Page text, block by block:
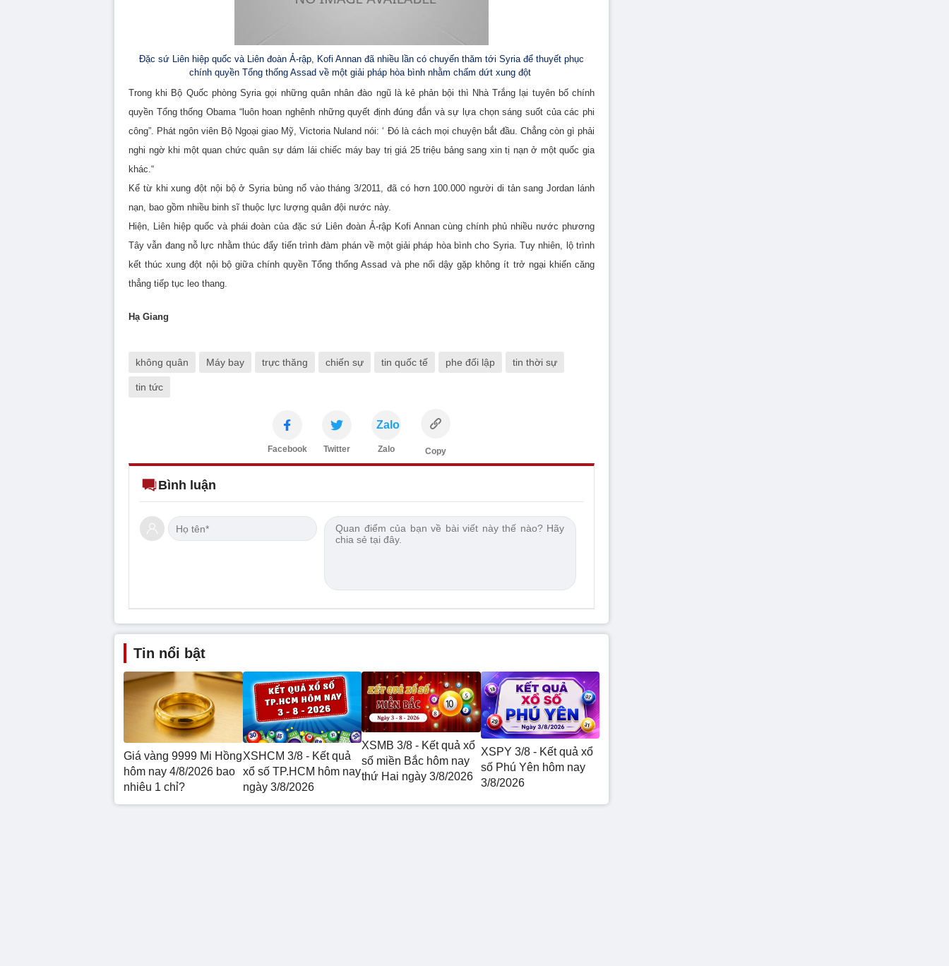
Đặc sứ Liên hiệp quốc và Liên đoàn Ả-rập, Kofi Annan đã nhiều lần có chuyến thăm tới Syria để thuyết phục
chính quyền Tổng thống Assad về một giải pháp hòa bình nhằm chấm dứt xung đột
Trong khi Bộ Quốc phòng Syria gọi những quân nhân đào ngũ là kẻ phản bội thì Nhà Trắng lại tuyên bố chính
quyền Tổng thống Obama “luôn hoan nghênh những quyết định đúng đắn và sự lựa chọn sáng suốt của các phi
công”. Phát ngôn viên Bộ Ngoại giao Mỹ, Victoria Nuland nói: ‘ Đó là cách mọi chuyện bắt đầu. Chẳng còn gì phải
nghi ngờ khi một quan chức quân sự dám lái chiếc máy bay trị giá 25 triệu bảng sang xin tị nạn ở một quốc gia
khác.“
Kể từ khi xung đột nội bộ ở Syria bùng nổ vào tháng 3/2011, đã có hơn 100.000 người di tản sang Jordan lánh
nạn, bao gồm nhiều binh sĩ thuộc lực lượng quân đội nước này.
Hiện, Liên hiệp quốc và phái đoàn của đặc sứ Liên đoàn Ả-rập Kofi Annan cùng chính phủ nhiều nước phương
Tây vẫn đang nỗ lực nhằm thúc đẩy tiến trình đàm phán về một giải pháp hòa bình cho Syria. Tuy nhiên, lộ trình
kết thúc xung đột nội bộ giữa chính quyền Tổng thống Assad và phe nối dậy gặp không ít trở ngại khiến căng
thẳng tiếp tục leo thang.
Hạ Giang
không quân Máy bay trực thăng chiến sự tin quốc tế phe đối lập tin thời sự
tin tức
Facebook Twitter
Zalo
Zalo Copy
Bình luận
Tin nổi bật
Giá vàng 9999 Mi Hồng
hôm nay 4/8/2026 bao
nhiêu 1 chỉ?
XSHCM 3/8 - Kết quả
xổ số TP.HCM hôm nay
ngày 3/8/2026
XSMB 3/8 - Kết quả xổ
số miền Bắc hôm nay
thứ Hai ngày 3/8/2026
XSPY 3/8 - Kết quả xổ
số Phú Yên hôm nay
3/8/2026